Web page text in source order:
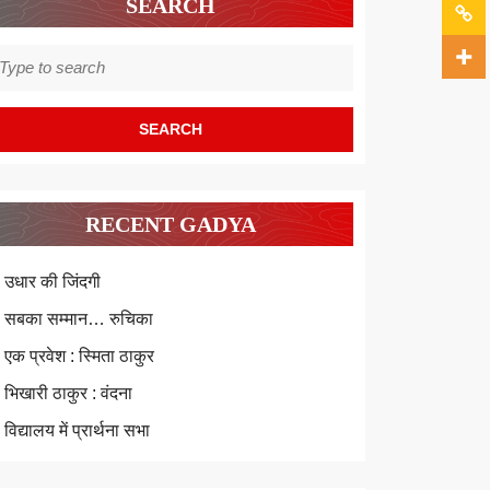
SEARCH
RECENT GADYA
उधार की जिंदगी
सबका सम्मान… रुचिका
एक प्रवेश : स्मिता ठाकुर
भिखारी ठाकुर : वंदना
विद्यालय में प्रार्थना सभा